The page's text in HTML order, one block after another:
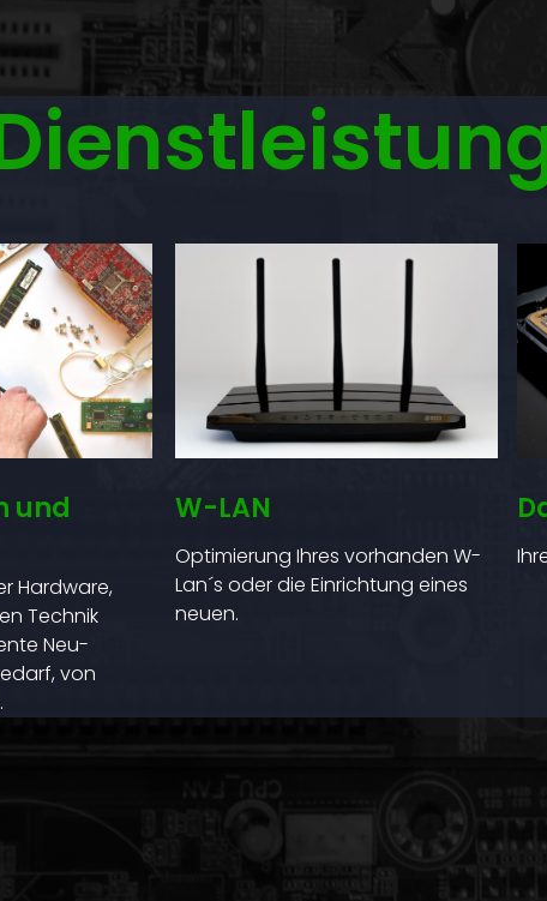
und
Hardware,
Technik
Neu-
von
W-LAN
Optimierung Ihres vorhanden W-
Lan´s oder die Einrichtung eines
neuen.